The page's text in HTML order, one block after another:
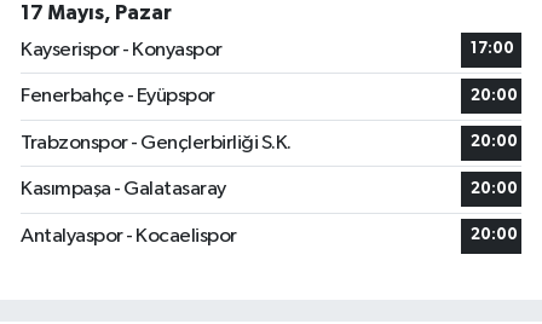
17 Mayıs, Pazar
Kayserispor - Konyaspor
17:00
Fenerbahçe - Eyüpspor 20:00
Trabzonspor - Gençlerbirliği S.K. 20:00
Kasımpaşa - Galatasaray 20:00
Antalyaspor - Kocaelispor 20:00